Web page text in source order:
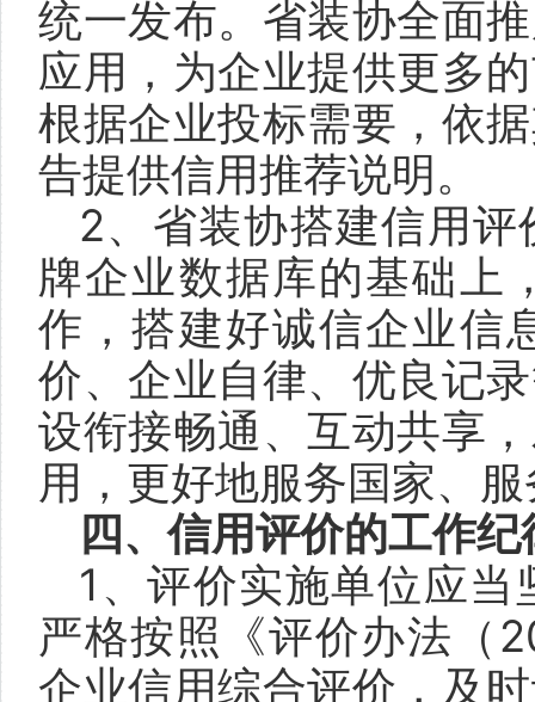
统一发布。省装协全面
应用，为企业提供更多
根据企业投标需要，依
告提供信用推荐说明。
2、省装协搭建信用
牌企业数据库的基础上
作，搭建好诚信企业信
价、企业自律、优良记
设衔接畅通、互动共享
用，更好地服务国家、
四、信用评价的工作纪
1、评价实施单位应
严格按照《评价办法（
企业信用综合评价，及